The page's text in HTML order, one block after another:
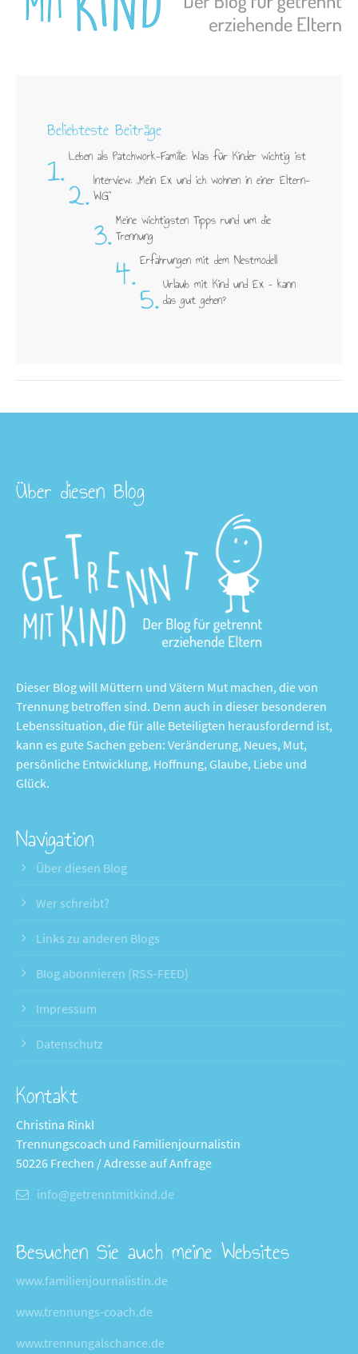
Beliebteste Beiträge
1. Leben als Patchwork-Familie: Was für Kinder wichtig ist
2. Interview: „Mein Ex und ich wohnen in einer Eltern-
WG"
3. Meine wichtigsten Tipps rund um die
Trennung
4. Erfahrungen mit dem Nestmodell
5. Urlaub mit Kind und Ex – kann
das gut gehen?
Über diesen Blog
Dieser Blog will Müttern und Vätern Mut machen, die von
Trennung betroffen sind. Denn auch in dieser besonderen
Lebenssituation, die für alle Beteiligten herausfordernd ist,
kann es gute Sachen geben: Veränderung, Neues, Mut,
persönliche Entwicklung, Hoffnung, Glaube, Liebe und
Glück.
Navigation
Über diesen Blog
Wer schreibt?
Links zu anderen Blogs
Blog abonnieren (RSS-FEED)
Impressum
Datenschutz
Kontakt
Christina Rinkl
Trennungscoach und Familienjournalistin
50226 Frechen / Adresse auf Anfrage
info@getrenntmitkind.de
Besuchen Sie auch meine Websites
www.familienjournalistin.de
www.trennungs-coach.de
www.trennungalschance.de